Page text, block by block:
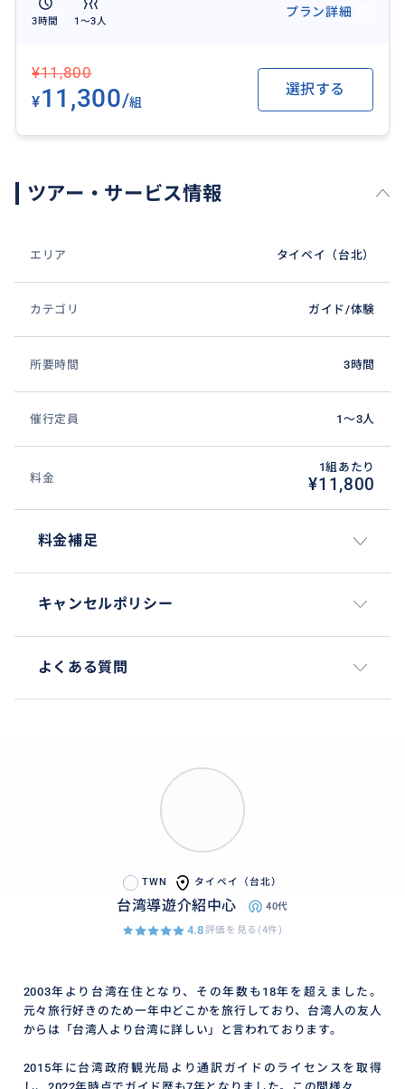
3時間 1〜3人
プラン詳細
¥11,800
¥11,300/組
選択する
ツアー・サービス情報
エリア タイペイ（台北）
カテゴリ ガイド/体験
所要時間 3時間
催行定員 1〜3人
料金
1組あたり
¥11,800
料金補足
キャンセルポリシー
よくある質問
TWN タイペイ（台北）
台湾導遊介紹中心 40代
4.8評価を見る(4件)
2003年より台湾在住となり、その年数も18年を超えました。
元々旅行好きのため一年中どこかを旅行しており、台湾人の友人
からは「台湾人より台湾に詳しい」と言われております。
2015年に台湾政府観光局より通訳ガイドのライセンスを取得